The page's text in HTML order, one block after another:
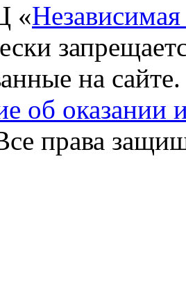
«Независимая
на сайте.
об оказании
права